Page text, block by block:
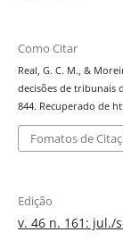
Como Citar
Real, G. C. M., &
decisões de tribunais
844. Recuperado de
Fomatos de
Edição
v. 46 n. 161: jul./